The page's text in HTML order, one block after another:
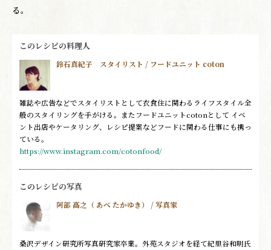
る。
このレシピの料理人
鈴石真紀子 スタイリスト / フードユニット coton
雑誌や広告などでスタイリストとして衣食住に関わるライフスタイル全
般のスタイリングを手がける。またフードユニットcotonとして イベ
ント出店やケータリング、レシピ提案などフードに関わる仕事にも携っ
ている。
https://www.instagram.com/cotonfood/
このレシピの写真
阿部 高之（ あべ たかゆき） / 写真家
桑沢デザイン研究所写真研究家卒業。外苑スタジオを経て紀里谷和明氏